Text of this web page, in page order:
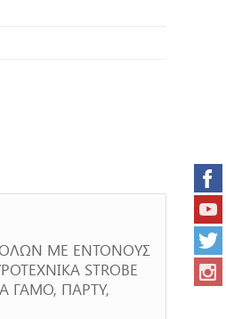
ΒΟΛΩΝ ΜΕ ΕΝΤΟΝΟΥΣ
STROBE
ΓΑΜΟ, ΠΑΡΤΥ,